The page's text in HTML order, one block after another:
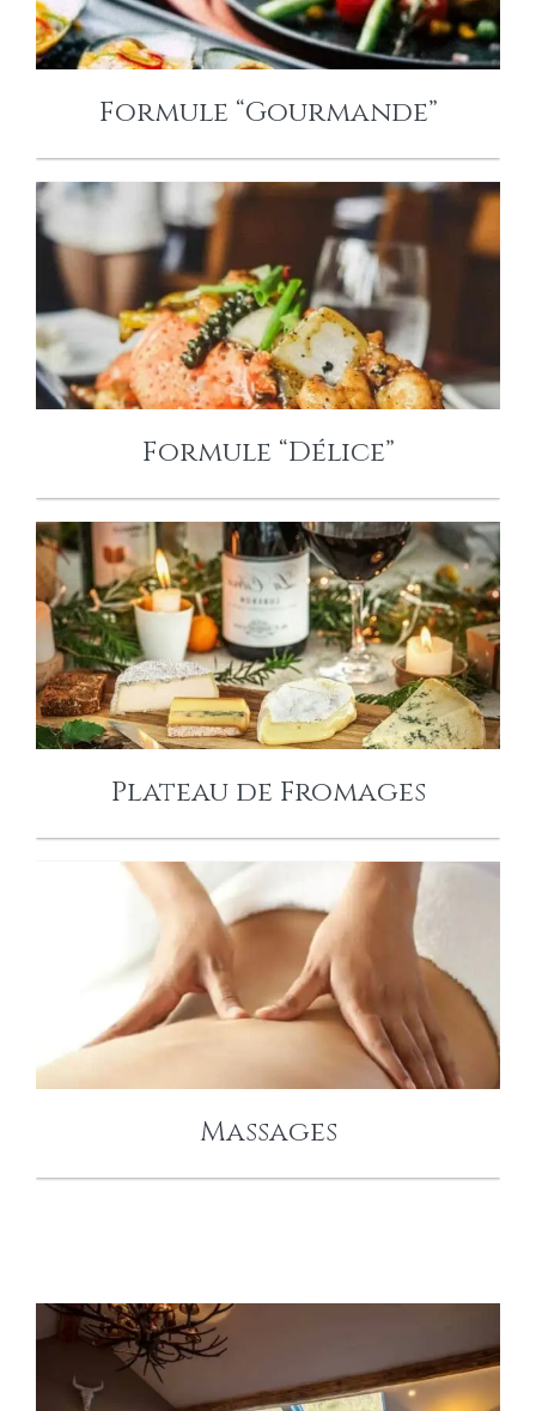
Formule “Gourmande”
FORMULE “DÉLICE”
Formule “Délice”
PLATEAU DE
FROMAGES
Plateau de Fromages
MASSAGES
Massages